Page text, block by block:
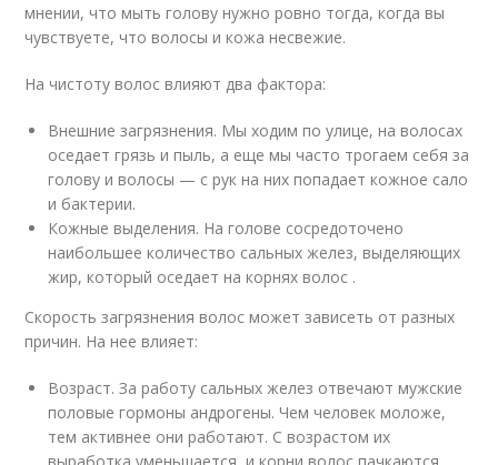
мнении, что мыть голову нужно ровно тогда, когда вы
чувствуете, что волосы и кожа несвежие.
На чистоту волос влияют два фактора:
Внешние загрязнения. Мы ходим по улице, на волосах
оседает грязь и пыль, а еще мы часто трогаем себя за
голову и волосы — с рук на них попадает кожное сало
и бактерии.
Кожные выделения. На голове сосредоточено
наибольшее количество сальных желез, выделяющих
жир, который оседает на корнях волос .
Скорость загрязнения волос может зависеть от разных
причин. На нее влияет:
Возраст. За работу сальных желез отвечают мужские
половые гормоны андрогены. Чем человек моложе,
тем активнее они работают. С возрастом их